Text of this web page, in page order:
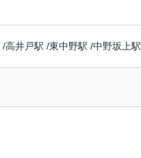
/高井戸駅 /東中野駅 /中野坂上駅